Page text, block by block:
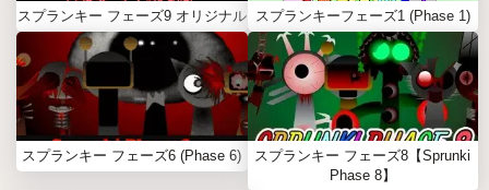
スプランキー フェーズ9 オリジナル スプランキーフェーズ1 (Phase 1)
スプランキー フェーズ6 (Phase 6)
スプランキー フェーズ8【Sprunki
Phase 8】